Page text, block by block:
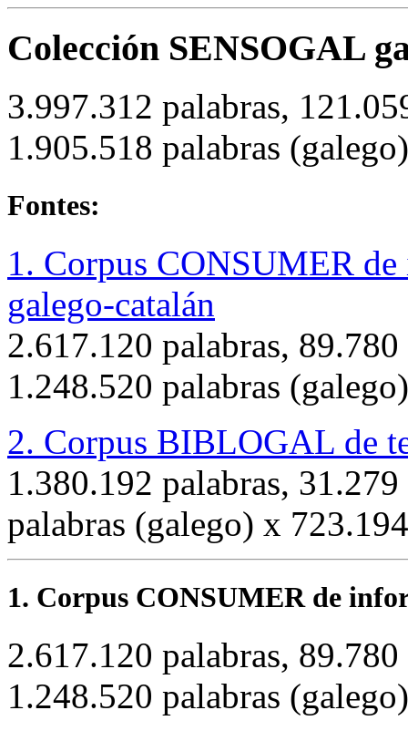
Colección SENSOGAL
3.997.312 palabras,
1.905.518 palabras
Fontes:
1. Corpus CONSUMER
galego-catalán
2.617.120 palabras,
1.248.520 palabras
2. Corpus BIBLOGAL de
1.380.192 palabras,
palabras (galego) x
1. Corpus CONSUMER de
2.617.120 palabras,
1.248.520 palabras